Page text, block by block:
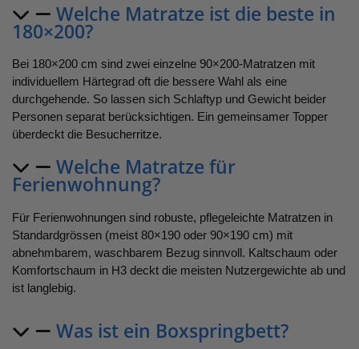
Welche Matratze ist die beste in
180×200?
Bei 180×200 cm sind zwei einzelne 90×200-Matratzen mit
individuellem Härtegrad oft die bessere Wahl als eine
durchgehende. So lassen sich Schlaftyp und Gewicht beider
Personen separat berücksichtigen. Ein gemeinsamer Topper
überdeckt die Besucherritze.
Welche Matratze für
Ferienwohnung?
Für Ferienwohnungen sind robuste, pflegeleichte Matratzen in
Standardgrössen (meist 80×190 oder 90×190 cm) mit
abnehmbarem, waschbarem Bezug sinnvoll. Kaltschaum oder
Komfortschaum in H3 deckt die meisten Nutzergewichte ab und
ist langlebig.
Was ist ein Boxspringbett?